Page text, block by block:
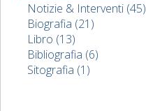
Notizie & Interventi (45)
Biografia (21)
Libro (13)
Bibliografia (6)
Sitografia (1)